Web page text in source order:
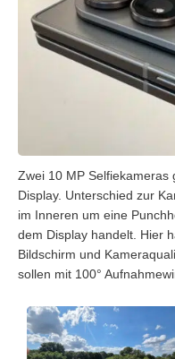
Zwei 10 MP Selfiekameras
Display. Unterschied zur
im Inneren um eine
dem Display handelt. Hier
Bildschirm und
sollen mit 100°